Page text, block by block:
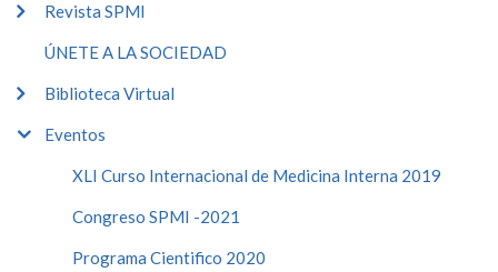
Revista SPMI
ÚNETE A LA SOCIEDAD
Biblioteca Virtual
Eventos
XLI Curso Internacional de Medicina Interna 2019
Congreso SPMI -2021
Programa Cientifico 2020